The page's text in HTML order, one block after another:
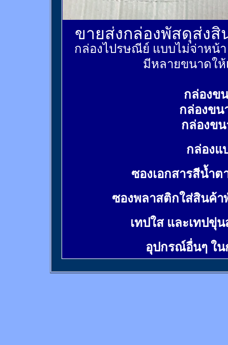
ขายส่งกล่องพัสดุส่ง
กล่องไปรษณีย์ แบบไม่จ่าหน้
มีหลายขนาดให้
กล่องข
กล่องขน
กล่องข
กล่องแ
ซองเอกสารสีน้ำต
ซองพลาสติกใส่สินค้า
เทปใส และเทปขุ่
อุปกรณ์อื่นๆ ใ